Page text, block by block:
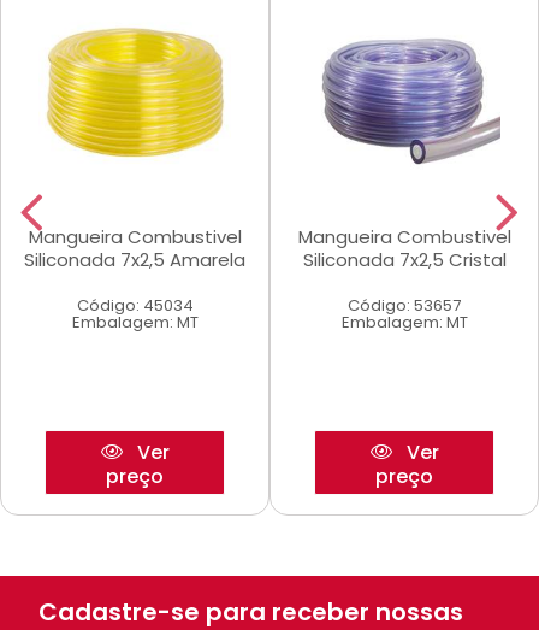
Mangueira Combustivel
Siliconada 7x2,5 Amarela
Código: 45034
Embalagem: MT
Ver
preço
Mangueira Combustivel
Siliconada 7x2,5 Cristal
Código: 53657
Embalagem: MT
Ver
preço
Cadastre-se para receber nossas